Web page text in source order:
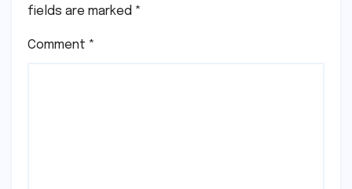
fields are marked *
Comment *